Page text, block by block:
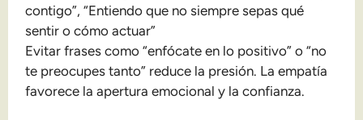
contigo”, “Entiendo que no siempre sepas qué
sentir o cómo actuar”
Evitar frases como “enfócate en lo positivo” o “no
te preocupes tanto” reduce la presión. La empatía
favorece la apertura emocional y la confianza.